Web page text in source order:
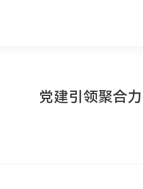
党建引领聚合